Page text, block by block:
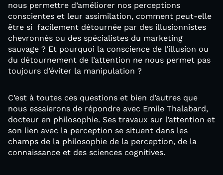
nous permettre d’améliorer nos perceptions
conscientes et leur assimilation, comment peut-elle
être si facilement détournée par des illusionnistes
chevronnés ou des spécialistes du marketing
sauvage ? Et pourquoi la conscience de l’illusion ou
du détournement de l’attention ne nous permet pas
toujours d’éviter la manipulation ?
C’est à toutes ces questions et bien d’autres que
nous essaierons de répondre avec Emile Thalabard,
docteur en philosophie. Ses travaux sur l’attention et
son lien avec la perception se situent dans les
champs de la philosophie de la perception, de la
connaissance et des sciences cognitives.